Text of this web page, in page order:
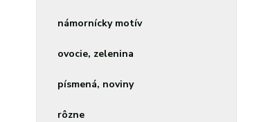
námornícky motív
ovocie, zelenina
písmená, noviny
rôzne